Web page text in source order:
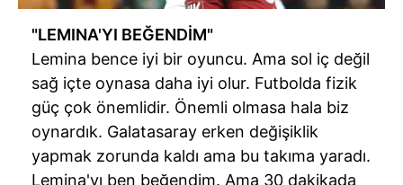
"LEMINA'YI BEĞENDİM"
Lemina bence iyi bir oyuncu. Ama sol iç değil
sağ içte oynasa daha iyi olur. Futbolda fizik
güç çok önemlidir. Önemli olmasa hala biz
oynardık. Galatasaray erken değişiklik
yapmak zorunda kaldı ama bu takıma yaradı.
Lemina'yı ben beğendim. Ama 30 dakikada